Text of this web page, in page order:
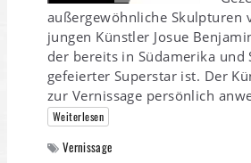
außergewöhnliche Skulpturen
jungen Künstler Josue
der bereits in Südamerika und
gefeierter Superstar ist. Der
zur Vernissage persönlich
Weiterlesen
Vernissage